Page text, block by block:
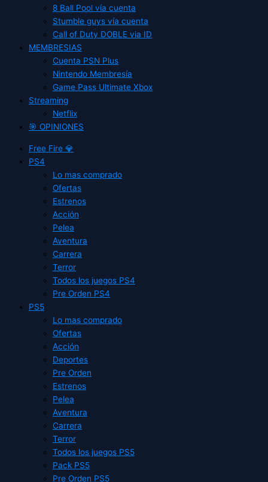
8 Ball Pool vía cuenta
Stumble guys vía cuenta
Call of Duty DOBLE via ID
MEMBRESIAS
Cuenta PSN Plus
Nintendo Membresía
Game Pass Ultimate Xbox
Streaming
Netflix
🎯 OPINIONES
Free Fire 💎
PS4
Lo mas comprado
Ofertas
Estrenos
Acción
Pelea
Aventura
Carrera
Terror
Todos los juegos PS4
Pre Orden PS4
PS5
Lo mas comprado
Ofertas
Acción
Deportes
Pre Orden
Estrenos
Pelea
Aventura
Carrera
Terror
Todos los juegos PS5
Pack PS5
Pre Orden PS5